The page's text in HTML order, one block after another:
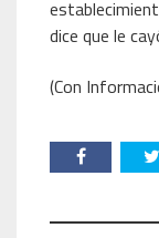
dice que le
(Con